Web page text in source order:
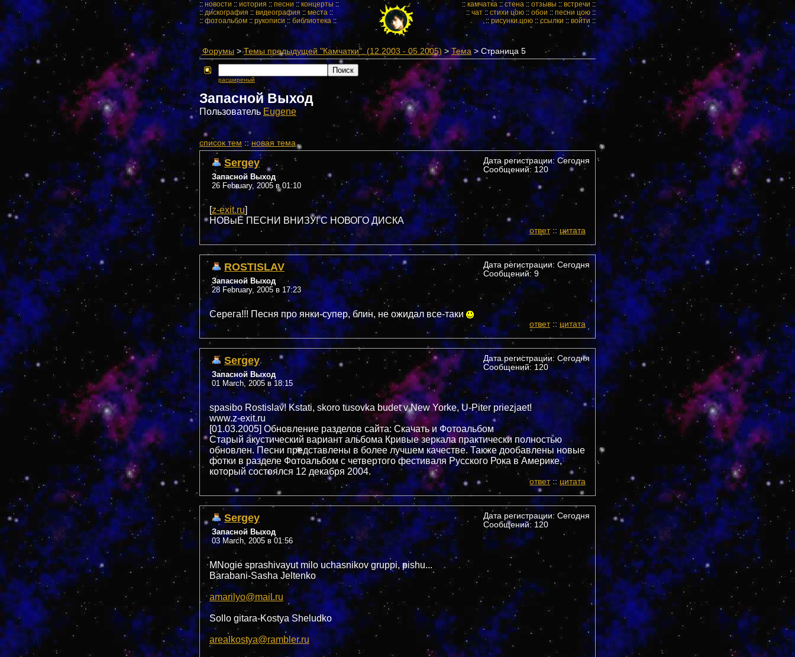
:: новости :: история :: песни::концерты ::
::дискография :: видеография :: места ::
:: фотоальбом :: рукописи :: библиотека::
:: камчатка ::стена :: отзывы :: встречи ::
:: чат :: стихи цою :: обои :: песни цою::
::рисунки цою :: ссылки :: войти ::
Форумы >Темы предыдущей "Камчатки". (12.2003 - 05.2005)> Тема> Страница 5
расширеный
Запасной Выход
Пользователь Eugene
cписок тем :: новая тема
Sergey
Запасной Выход
26 February, 2005 в 01:10
Дата регистрации: Сегодня
Сообщений: 120
[z-exit.ru]
НОВыЕ ПЕСНИ ВНИЗУ! С НОВОГО ДИСКА
ответ:: цитата
ROSTISLAV
Запасной Выход
28 February, 2005 в 17:23
Дата регистрации: Сегодня
Сообщений: 9
Серега!!! Песня про янки-супер, блин, не ожидал все-таки
ответ:: цитата
Sergey
Запасной Выход
01 March, 2005 в 18:15
Дата регистрации: Сегодня
Сообщений: 120
spasibo Rostislav! Kstati, skoro tusovka budet v New Yorke, U-Piter priezjaet!
www.z-exit.ru
[01.03.2005] Обновление разделов сайта: Cкачать и Фотоальбом
Старый акустический вариант альбома Кривые зеркала практически полностью
обновлен. Песни представлены в более лучшем качестве. Также дообавлены новые
фотки в разделе Фотоальбом с четвертого фестиваля Русского Рока в Америке,
который состоялся 12 декабря 2004.
ответ:: цитата
Sergey
Запасной Выход
03 March, 2005 в 01:56
Дата регистрации: Сегодня
Сообщений: 120
MNogie sprashivayut milo uchasnikov gruppi, pishu...
Barabani-Sasha Jeltenko
amarilyo@mail.ru
Sollo gitara-Kostya Sheludko
arealkostya@rambler.ru